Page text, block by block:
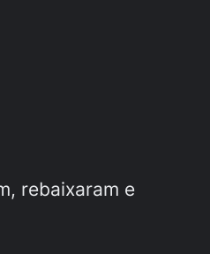
rebaixaram e